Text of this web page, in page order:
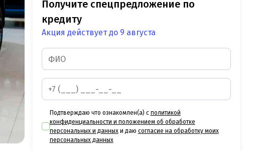
Получите спецпредложение по
кредиту
Акция действует до 9 августа
Подтверждаю что ознакомлен(а) с политикой
конфиденциальности и положением об обработке
персональных и данныхи даю согласие на обработку моих
персональных данных